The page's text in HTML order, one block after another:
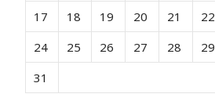
17
18 19 20 21 22
24
25 26 27 28 29
31